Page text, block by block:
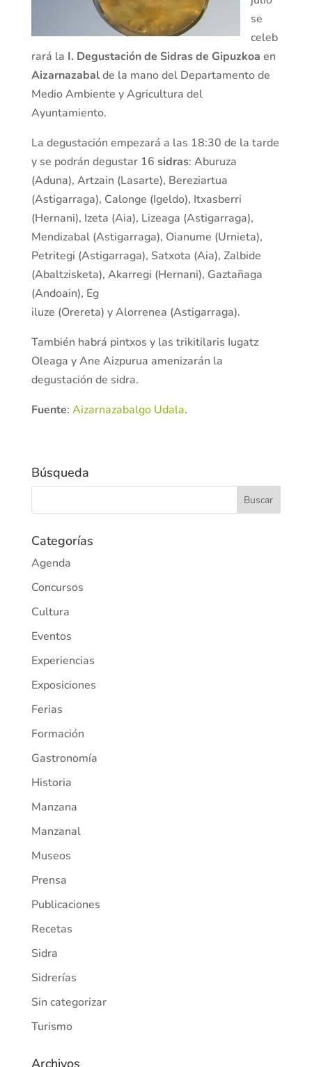
se
celeb
rará la I. Degustación de Sidras de Gipuzkoa en
Aizarnazabalde la mano del Departamento de
Medio Ambiente y Agricultura del
Ayuntamiento.
La degustación empezará a las 18:30 de la tarde
y se podrán degustar 16 sidras: Aburuza
(Aduna), Artzain (Lasarte), Bereziartua
(Astigarraga), Calonge (Igeldo), Itxasberri
(Hernani), Izeta (Aia), Lizeaga (Astigarraga),
Mendizabal (Astigarraga), Oianume (Urnieta),
Petritegi (Astigarraga), Satxota (Aia), Zalbide
(Abaltzisketa), Akarregi (Hernani), Gaztañaga
(Andoain), Eg
iluze (Orereta) y Alorrenea (Astigarraga).
También habrá pintxos y las trikitilaris Iugatz
Oleaga y Ane Aizpurua amenizarán la
degustación de sidra.
Fuente: Aizarnazabalgo Udala.
Búsqueda
Categorías
Agenda
Concursos
Cultura
Eventos
Experiencias
Exposiciones
Ferias
Formación
Gastronomía
Historia
Manzana
Manzanal
Museos
Prensa
Publicaciones
Recetas
Sidra
Sidrerías
Sin categorizar
Turismo